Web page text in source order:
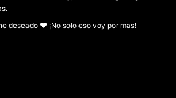
deseado ❤ ¡No solo eso voy por mas!